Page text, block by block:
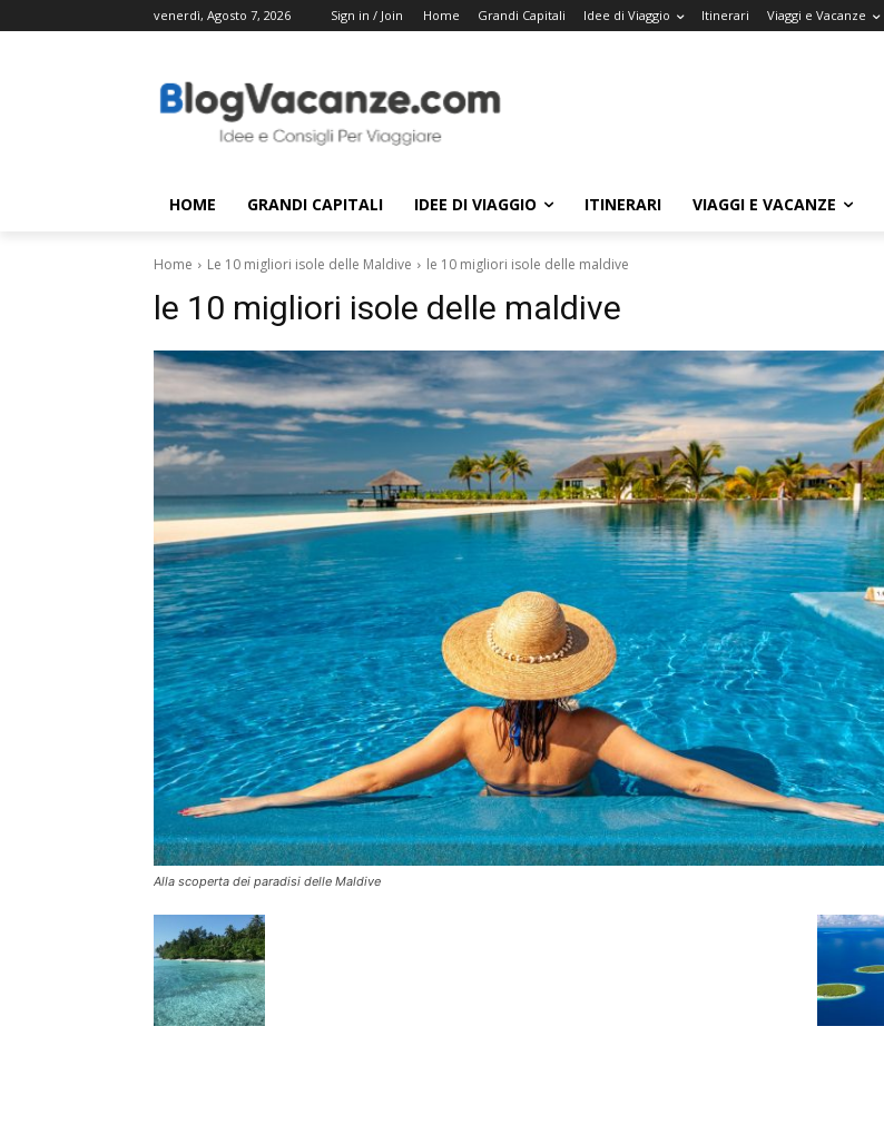
venerdì, Agosto 7, 2026 Sign in / Join Home Grandi Capitali Idee di Viaggio Itinerari Viaggi e Vacanze
HOME GRANDI CAPITALI IDEE DI VIAGGIO ITINERARI VIAGGI E VACANZE
Home Le 10 migliori isole delle Maldive le 10 migliori isole delle maldive
le 10 migliori isole delle maldive
Alla scoperta dei paradisi delle Maldive